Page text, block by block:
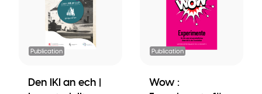
Publication
Den IKI an ech |
Publication
Wow :